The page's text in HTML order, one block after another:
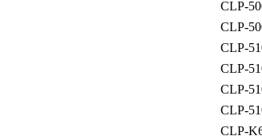
CLP-
CLP-
CLP-
CLP-
CLP-
CLP-
CLP-